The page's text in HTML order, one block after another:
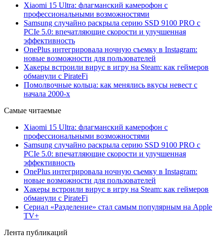
Xiaomi 15 Ultra: флагманский камерофон с
профессиональными возможностями
Samsung случайно раскрыла серию SSD 9100 PRO с
PCIe 5.0: впечатляющие скорости и улучшенная
эффективность
OnePlus интегрировала ночную съемку в Instagram:
новые возможности для пользователей
Хакеры встроили вирус в игру на Steam: как геймеров
обманули с PirateFi
Помолвочные кольца: как менялись вкусы невест с
начала 2000-х
Самые читаемые
Xiaomi 15 Ultra: флагманский камерофон с
профессиональными возможностями
Samsung случайно раскрыла серию SSD 9100 PRO с
PCIe 5.0: впечатляющие скорости и улучшенная
эффективность
OnePlus интегрировала ночную съемку в Instagram:
новые возможности для пользователей
Хакеры встроили вирус в игру на Steam: как геймеров
обманули с PirateFi
Сериал «Разделение» стал самым популярным на Apple
TV+
Лента публикаций